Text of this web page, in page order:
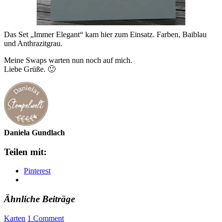
Das Set „Immer Elegant“ kam hier zum Einsatz. Farben, Baiblau
und Anthrazitgrau.
Meine Swaps warten nun noch auf mich.
Liebe Grüße. 🙂
Daniela Gundlach
Teilen mit:
Pinterest
Ähnliche Beiträge
Karten 1 Comment